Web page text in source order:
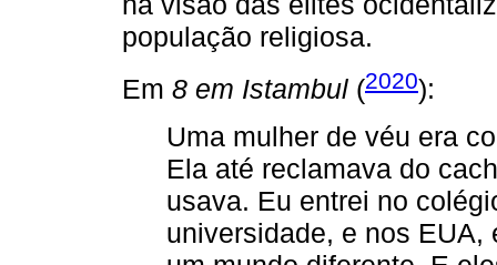
população religiosa.
Em 8 em Istambul (2020):
Uma mulher de véu era
Ela até reclamava do
usava. Eu entrei no
universidade, e nos